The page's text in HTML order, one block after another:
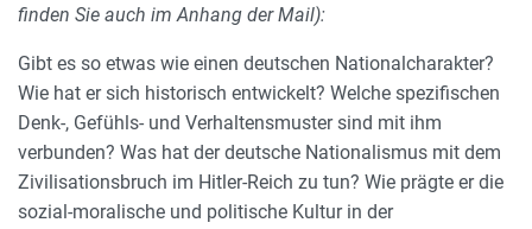
finden Sie auch im Anhang der Mail):
Gibt es so etwas wie einen deutschen Nationalcharakter?
Wie hat er sich historisch entwickelt? Welche spezifischen
Denk-, Gefühls- und Verhaltensmuster sind mit ihm
verbunden? Was hat der deutsche Nationalismus mit dem
Zivilisationsbruch im Hitler-Reich zu tun? Wie prägte er die
sozial-moralische und politische Kultur in der